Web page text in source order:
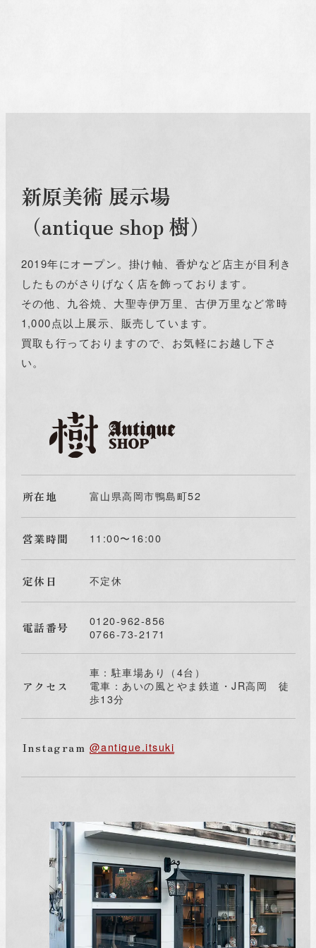
新原美術 展示場
（antique shop 樹）
2019年にオープン。掛け軸、香炉など店主が目利き
したものがさりげなく店を飾っております。
その他、九谷焼、大聖寺伊万里、古伊万里など常時
1,000点以上展示、販売しています。
買取も行っておりますので、お気軽にお越し下さ
い。
所在地 富山県高岡市鴨島町52
営業時間 11:00〜16:00
定休日 不定休
電話番号
0120-962-856
0766-73-2171
アクセス
車：駐車場あり（4台）
電車：あいの風とやま鉄道・JR高岡 徒
歩13分
Instagram @antique.itsuki